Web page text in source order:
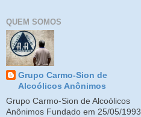
QUEM SOMOS
Grupo Carmo-Sion de
Alcoólicos Anônimos
Grupo Carmo-Sion de Alcoólicos
Anônimos Fundado em 25/05/1993,